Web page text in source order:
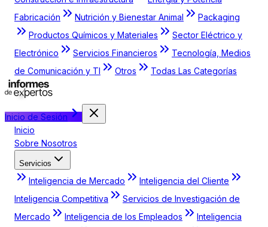
Fabricación
Nutrición y Bienestar Animal
Packaging
Productos Químicos y Materiales
Sector Eléctrico y
Electrónico
Servicios Financieros
Tecnología, Medios
de Comunicación y TI
Otros Todas Las Categorías
Inicio de Sesión
Inicio
Sobre Nosotros
Servicios
Inteligencia de Mercado
Inteligencia del Cliente
Inteligencia Competitiva
Servicios de Investigación de
Mercado
Inteligencia de los Empleados
Inteligencia